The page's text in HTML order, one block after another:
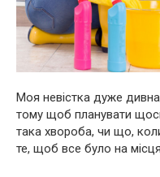
Моя невістка дуже
тому щоб планувати
така хвороба, чи що,
те, щоб все було на